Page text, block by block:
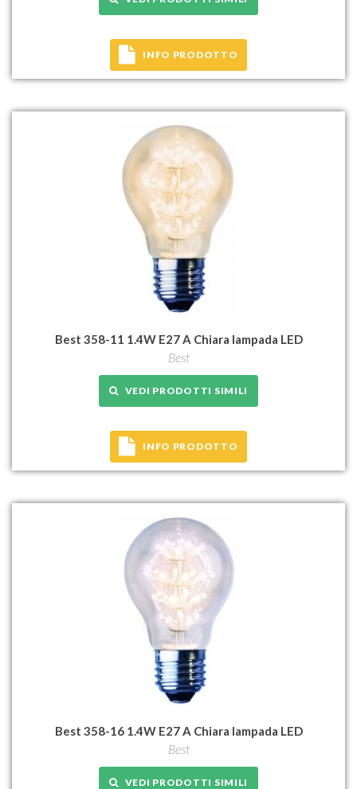
INFO PRODOTTO
Best 358-11 1.4W E27 A Chiara lampada LED
Best
VEDI PRODOTTI SIMILI
INFO PRODOTTO
Best 358-16 1.4W E27 A Chiara lampada LED
Best
VEDI PRODOTTI SIMILI